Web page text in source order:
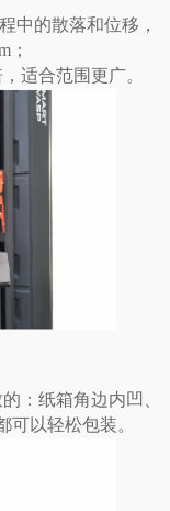
中的散落和位移，
；
适合范围更广。
：纸箱角边内凹、
可以轻松包装。